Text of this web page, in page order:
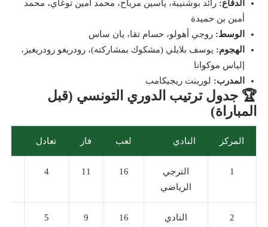
الدفاع: رائد بوشنيبة، ياسين مرياح، محمد أمين توغاي، محمد
أمين بن حميدة
الوسط: روجي أهولو، حسام تقا، يان ساس
الهجوم: يوسف بلايلي (مشكوك بمشاركته)، رودريغو رودريغيز،
إلياس موكوانا
المدرب: لورينت ريجيكامب
🏆 جدول ترتيب الدوري التونسي (قبل
المباراة)
المركز النادي لعب فاز تعادل
1
الترجي
الرياضي
16
11
4
2
النادي
16
9
5